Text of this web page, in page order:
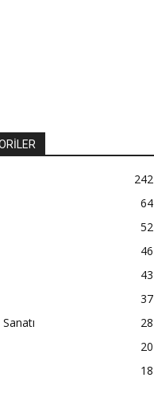
242
64
52
46
43
37
28
20
18